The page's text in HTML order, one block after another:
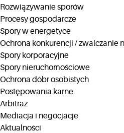
Rozwiązywanie sporów
Procesy gospodarcze
Spory w energetyce
Ochrona konkurencji / zwalczanie
Spory korporacyjne
Spory nieruchomościowe
Ochrona dóbr osobistych
Postępowania karne
Arbitraż
Mediacja i negocjacje
Aktualności